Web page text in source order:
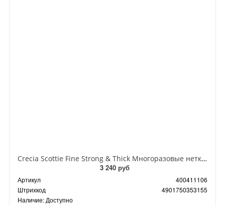
Crecia Scottie Fine Strong & Thick Многоразовые нетканые кухонные полотенца повышенной прочности и плотности 240*275 мм 47 листов в рулоне
3 240 руб
Артикул
400411106
Штрихкод
4901750353155
Наличие: Доступно